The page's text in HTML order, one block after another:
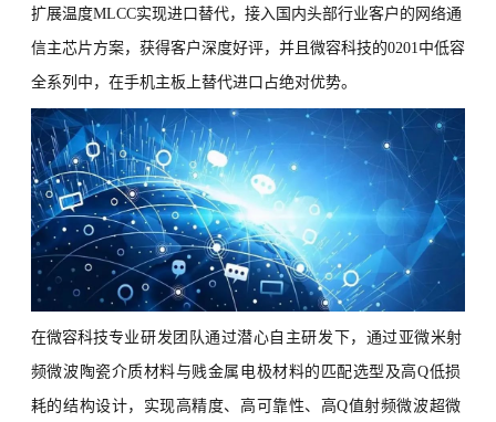
扩展温度MLCC实现进口替代，接入国内头部行业客户的网络通
信主芯片方案，获得客户深度好评，并且微容科技的0201中低容
全系列中，在手机主板上替代进口占绝对优势。
在微容科技专业研发团队通过潜心自主研发下，通过亚微米射
频微波陶瓷介质材料与贱金属电极材料的匹配选型及高Q低损
耗的结构设计，实现高精度、高可靠性、高Q值射频微波超微